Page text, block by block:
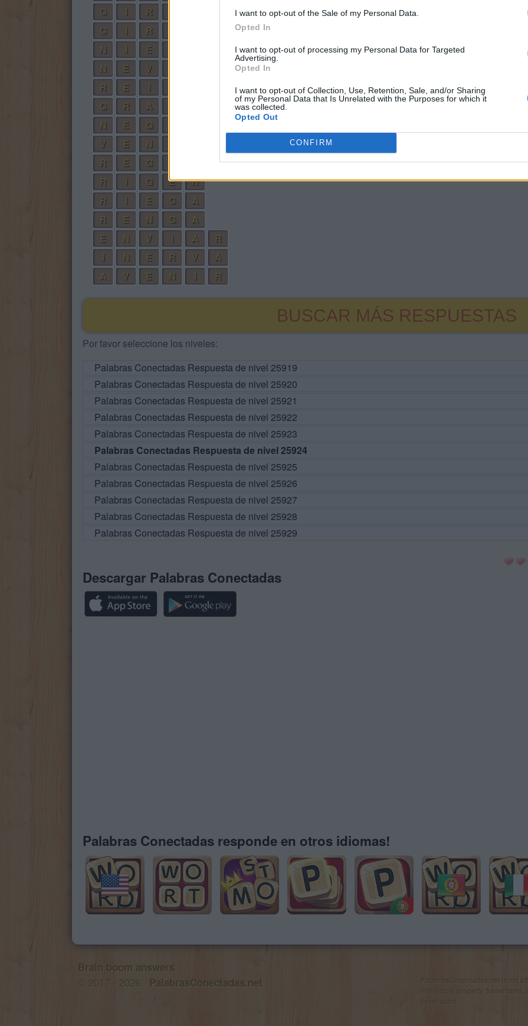
I want to opt-out of the Sale of my Personal Data.
Opted In
I want to opt-out of processing my Personal Data for Targeted
Advertising.
Opted In
I want to opt-out of Collection, Use, Retention, Sale, and/or Sharing
of my Personal Data that Is Unrelated with the Purposes for which it
was collected.
Opted Out
CONFIRM
G
R
G
R
N
E
N
E V
R
E
G
R A
N
E G
V
E N
R
E G
R
G E
N
R
E G
A
R
E N G
A
E
N V I A
R
N E R V
A
A
V E N R
BUSCAR MÁS RESPUESTAS
Por favor seleccione los niveles:
Palabras Conectadas Respuesta de nivel 25919
Palabras Conectadas Respuesta de nivel 25920
Palabras Conectadas Respuesta de nivel 25921
Palabras Conectadas Respuesta de nivel 25922
Palabras Conectadas Respuesta de nivel 25923
Palabras Conectadas Respuesta de nivel 25924
Palabras Conectadas Respuesta de nivel 25925
Palabras Conectadas Respuesta de nivel 25926
Palabras Conectadas Respuesta de nivel 25927
Palabras Conectadas Respuesta de nivel 25928
Palabras Conectadas Respuesta de nivel 25929
Descargar Palabras Conectadas
Palabras Conectadas responde en otros idiomas!
Brain boom answers
© 2017 - 2026 · PalabrasConectadas.net
PalabrasConectadas.net is not